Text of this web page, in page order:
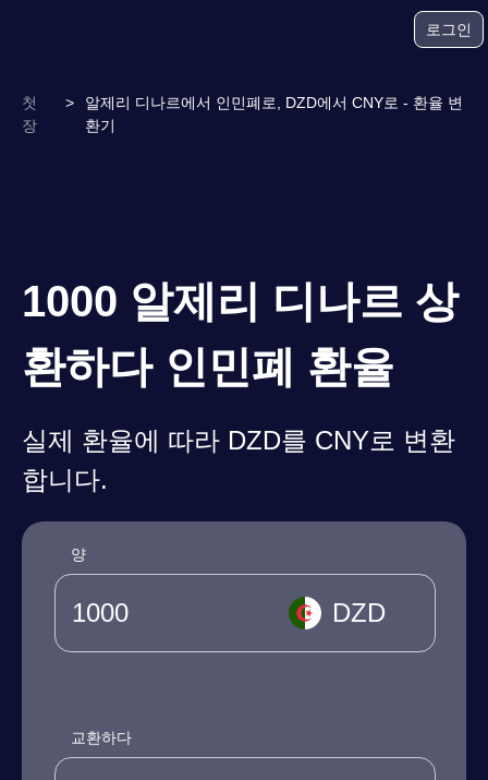
로그인
첫
장
>
알제리 디나르에서 인민폐로, DZD에서 CNY로 - 환율 변
환기
1000 알제리 디나르 상
환하다 인민폐 환율
실제 환율에 따라 DZD를 CNY로 변환
합니다.
양
DZD
교환하다